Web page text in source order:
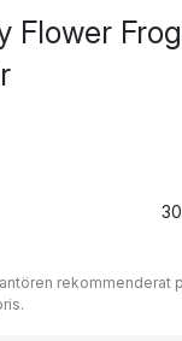
Flower
rekommenderat